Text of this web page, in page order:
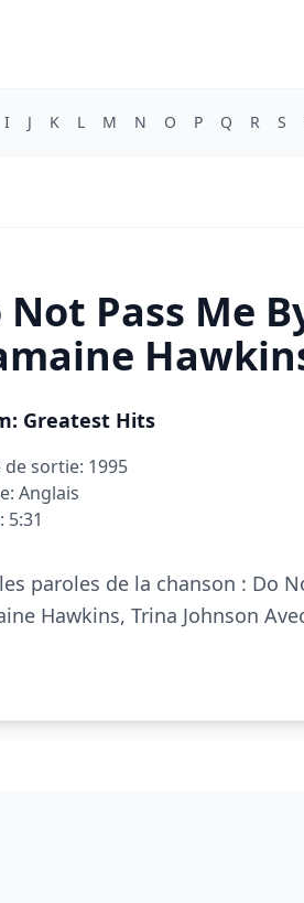
I J K L M N O P Q R S
Not Pass Me
Greatest Hits
de sortie: 1995
Anglais
5:31
paroles de la chanson : Do
Hawkins, Trina Johnson